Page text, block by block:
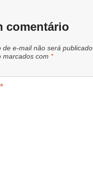
comentário
e-mail não será publicado.
marcados com *
*